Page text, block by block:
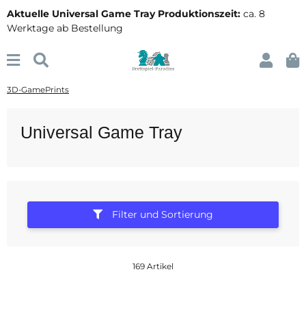
Aktuelle Universal Game Tray Produktionszeit: ca. 8
Werktage ab Bestellung
3D-GamePrints
Universal Game Tray
Filter und Sortierung
169 Artikel